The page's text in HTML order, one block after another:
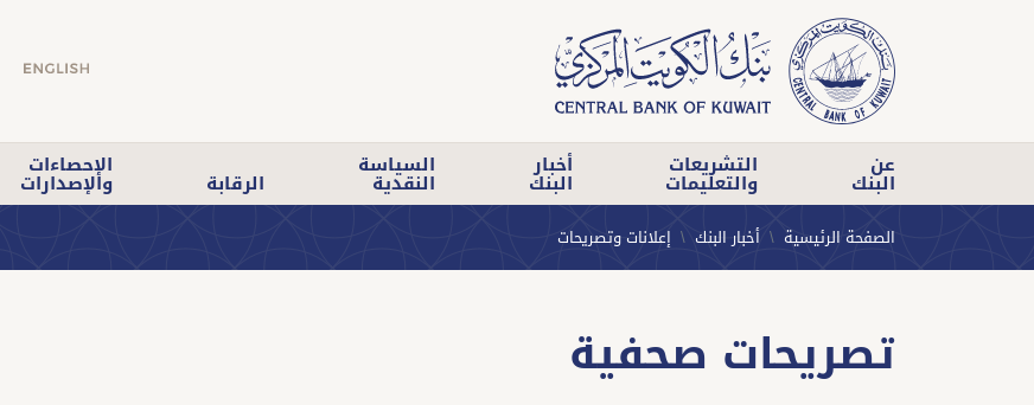
عن
البنك
التشريعات
والتعليمات
أخبار
البنك
السياسة
النقدية الرقابة
الإحصاءات
والإصدارات
الصفحة الرئيسية أخبار البنك إعلانات وتصريحات
تصريحات صحفية